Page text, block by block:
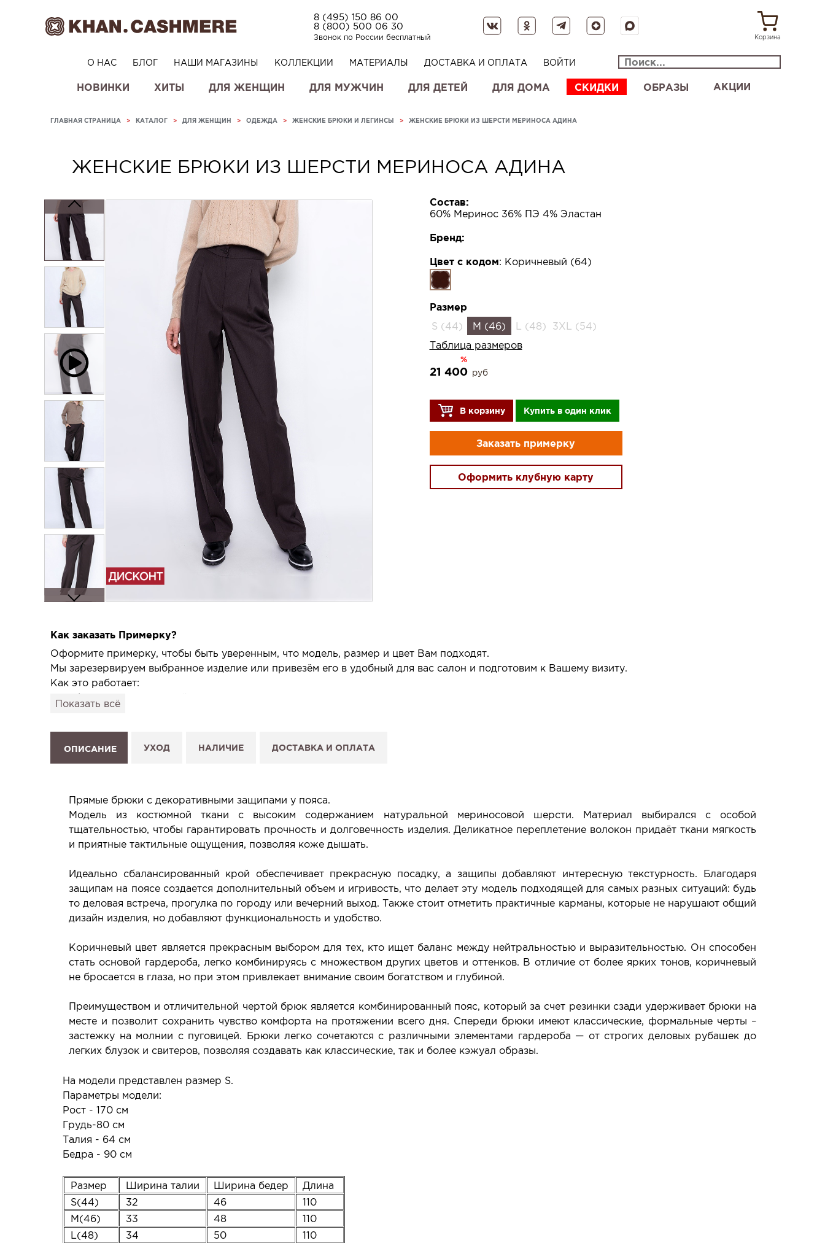
8 (495) 150 86 00
8 (800) 500 06 30
Звонок по России бесплатный Корзина
О НАС БЛОГ НАШИ МАГАЗИНЫ КОЛЛЕКЦИИ МАТЕРИАЛЫ ДОСТАВКА И ОПЛАТА ВОЙТИ
НОВИНКИ ХИТЫ ДЛЯ ЖЕНЩИН ДЛЯ МУЖЧИН ДЛЯ ДЕТЕЙ ДЛЯ ДОМА СКИДКИ ОБРАЗЫ АКЦИИ
ГЛАВНАЯ СТРАНИЦА > КАТАЛОГ > ДЛЯ ЖЕНЩИН > ОДЕЖДА > ЖЕНСКИЕ БРЮКИ И ЛЕГИНСЫ > ЖЕНСКИЕ БРЮКИ ИЗ ШЕРСТИ МЕРИНОСА АДИНА
ЖЕНСКИЕ БРЮКИ ИЗ ШЕРСТИ МЕРИНОСА АДИНА
Состав:
60% Меринос 36% ПЭ 4% Эластан
Бренд:
Цвет с кодом: Коричневый (64)
Размер
S (44)
M (46) L (48)
3XL (54)
Таблица размеров
%
21 400 руб
В корзину Купить в один клик
Заказать примерку
Оформить клубную карту
Как заказать Примерку?
Оформите примерку, чтобы быть уверенным, что модель, размер и цвет Вам подходят.
Мы зарезервируем выбранное изделие или привезём его в удобный для вас салон и подготовим к Вашему визиту.
Как это работает:
1. Выберите изделие на сайте.
Показать всё
ОПИСАНИЕ УХОД НАЛИЧИЕ ДОСТАВКА И ОПЛАТА
Прямые брюки с декоративными защипами у пояса.
Модель из костюмной ткани с высоким содержанием натуральной мериносовой шерсти. Материал выбирался с особой
тщательностью, чтобы гарантировать прочность и долговечность изделия. Деликатное переплетение волокон придаёт ткани мягкость
и приятные тактильные ощущения, позволяя коже дышать.
Идеально сбалансированный крой обеспечивает прекрасную посадку, а защипы добавляют интересную текстурность. Благодаря
защипам на поясе создается дополнительный объем и игривость, что делает эту модель подходящей для самых разных ситуаций: будь
то деловая встреча, прогулка по городу или вечерний выход. Также стоит отметить практичные карманы, которые не нарушают общий
дизайн изделия, но добавляют функциональность и удобство.
Коричневый цвет является прекрасным выбором для тех, кто ищет баланс между нейтральностью и выразительностью. Он способен
стать основой гардероба, легко комбинируясь с множеством других цветов и оттенков. В отличие от более ярких тонов, коричневый
не бросается в глаза, но при этом привлекает внимание своим богатством и глубиной.
Преимуществом и отличительной чертой брюк является комбинированный пояс, который за счет резинки сзади удерживает брюки на
месте и позволит сохранить чувство комфорта на протяжении всего дня. Спереди брюки имеют классические, формальные черты –
застежку на молнии с пуговицей. Брюки легко сочетаются с различными элементами гардероба — от строгих деловых рубашек до
легких блузок и свитеров, позволяя создавать как классические, так и более кэжуал образы.
На модели представлен размер S.
Параметры модели:
Рост - 170 см
Грудь-80 см
Талия - 64 см
Бедра - 90 см
Размер Ширина талии Ширина бедер
Длина
S(44)
32 46
110
M(46)
33 48
110
L(48)
34 50
110